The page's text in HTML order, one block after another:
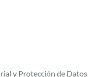
y Protección de Datos